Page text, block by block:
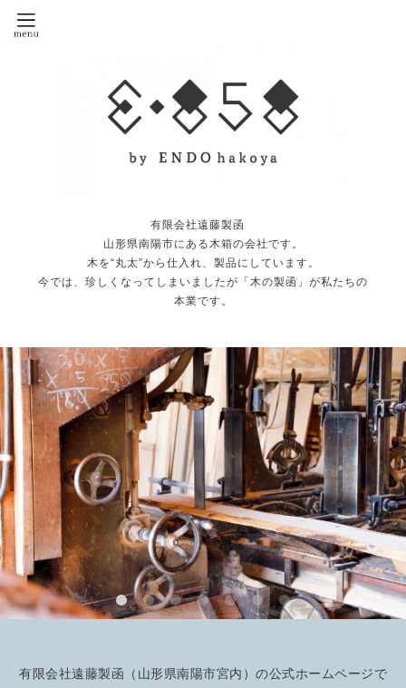
有限会社遠藤製函
山形県南陽市にある木箱の会社です。
木を“丸太”から仕入れ、製品にしています。
今では、珍しくなってしまいましたが「木の製函」が私たちの
本業です。
有限会社遠藤製函（山形県南陽市宮内）の公式ホームページで